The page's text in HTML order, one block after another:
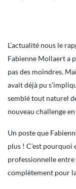
L’actualité nous le
Fabienne Mollaert a
pas des moindres.
avait déjà pu
semblé tout naturel
nouveau challenge
Un poste que
plus ! C’est
professionnelle entre
complètement pour